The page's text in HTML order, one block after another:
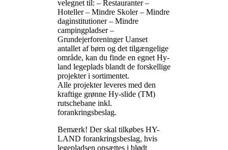
velegnet til: – Restauranter –
Hoteller – Mindre Skoler – Mindre
daginstitutioner – Mindre
campingpladser –
Grundejerforeninger Uanset
antallet af børn og det tilgængelige
område, kan du finde en egnet Hy-
land legeplads blandt de forskellige
projekter i sortimentet.
Alle projekter leveres med den
kraftige grønne Hy-slide (TM)
rutschebane inkl.
forankringsbeslag.
Bemærk! Der skal tilkøbes HY-
LAND forankringsbeslag, hvis
legepladsen opsættes i blødt